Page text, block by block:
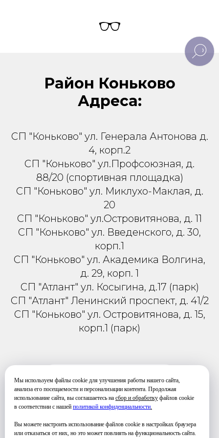
Мы используем файлы cookie для улучшения работы нашего сайта,
анализа его посещаемости и персонализации контента. Продолжая
использование сайта, вы соглашаетесь на сбор и обработку файлов cookie
в соответствии с нашей политикой конфиденциальности.
Вы можете настроить использование файлов cookie в настройках браузера
или отказаться от них, но это может повлиять на функциональность сайта.
Район Коньково
Адреса:
СП "Коньково" ул. Генерала Антонова д.
4, корп.2
СП "Коньково" ул.Профсоюзная, д.
88/20 (спортивная площадка)
СП "Коньково" ул. Миклухо-Маклая, д.
20
СП "Коньково" ул.Островитянова, д. 11
СП "Коньково" ул. Введенского, д. 30,
корп.1
СП "Коньково" ул. Академика Волгина,
д. 29, корп. 1
СП "Атлант" ул. Косыгина, д.17 (парк)
СП "Атлант" Ленинский проспект, д. 41/2
СП "Коньково" ул. Островитянова, д. 15,
корп.1 (парк)
РАСПИСАНИЕ
Телефон для связи и уточнения